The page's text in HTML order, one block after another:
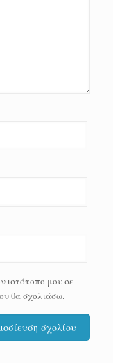
ιστότοπο μου σε
θα σχολιάσω.